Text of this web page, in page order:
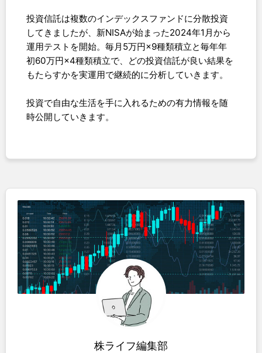
投資信託は複数のインデックスファンドに分散投資
してきましたが、新NISAが始まった2024年1月から
運用テストを開始。毎月5万円×9種類積立と毎年年
初60万円×4種類積立で、どの投資信託が良い結果を
もたらすかを実運用で継続的に分析していきます。
投資で自由な生活を手に入れるための有力情報を随
時公開していきます。
株ライフ編集部